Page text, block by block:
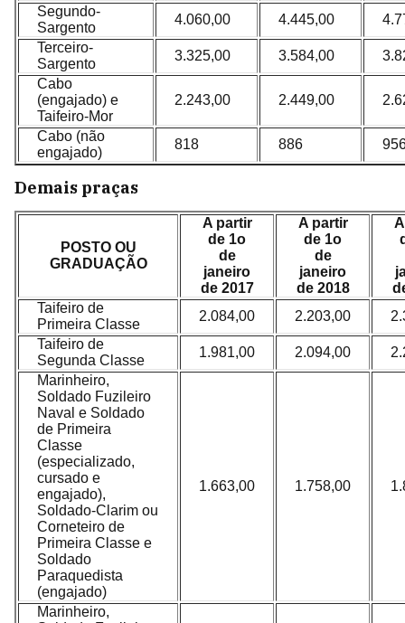
Segundo-
Sargento
4.060,00 4.445,00
Terceiro-
Sargento
3.325,00 3.584,00
Cabo
(engajado) e
Taifeiro-Mor
2.243,00 2.449,00
Cabo (não
engajado)
818 886
Demais praças
POSTO OU
GRADUAÇÃO
A partir
de 1o
de
janeiro
de 2017
A partir
de 1o
de
janeiro
de 2018
Taifeiro de
Primeira Classe
2.084,00 2.203,00
Taifeiro de
Segunda Classe
1.981,00 2.094,00
Marinheiro,
Soldado Fuzileiro
Naval e Soldado
de Primeira
Classe
(especializado,
cursado e
engajado),
Soldado-Clarim ou
Corneteiro de
Primeira Classe e
Soldado
Paraquedista
(engajado)
1.663,00 1.758,00
Marinheiro,